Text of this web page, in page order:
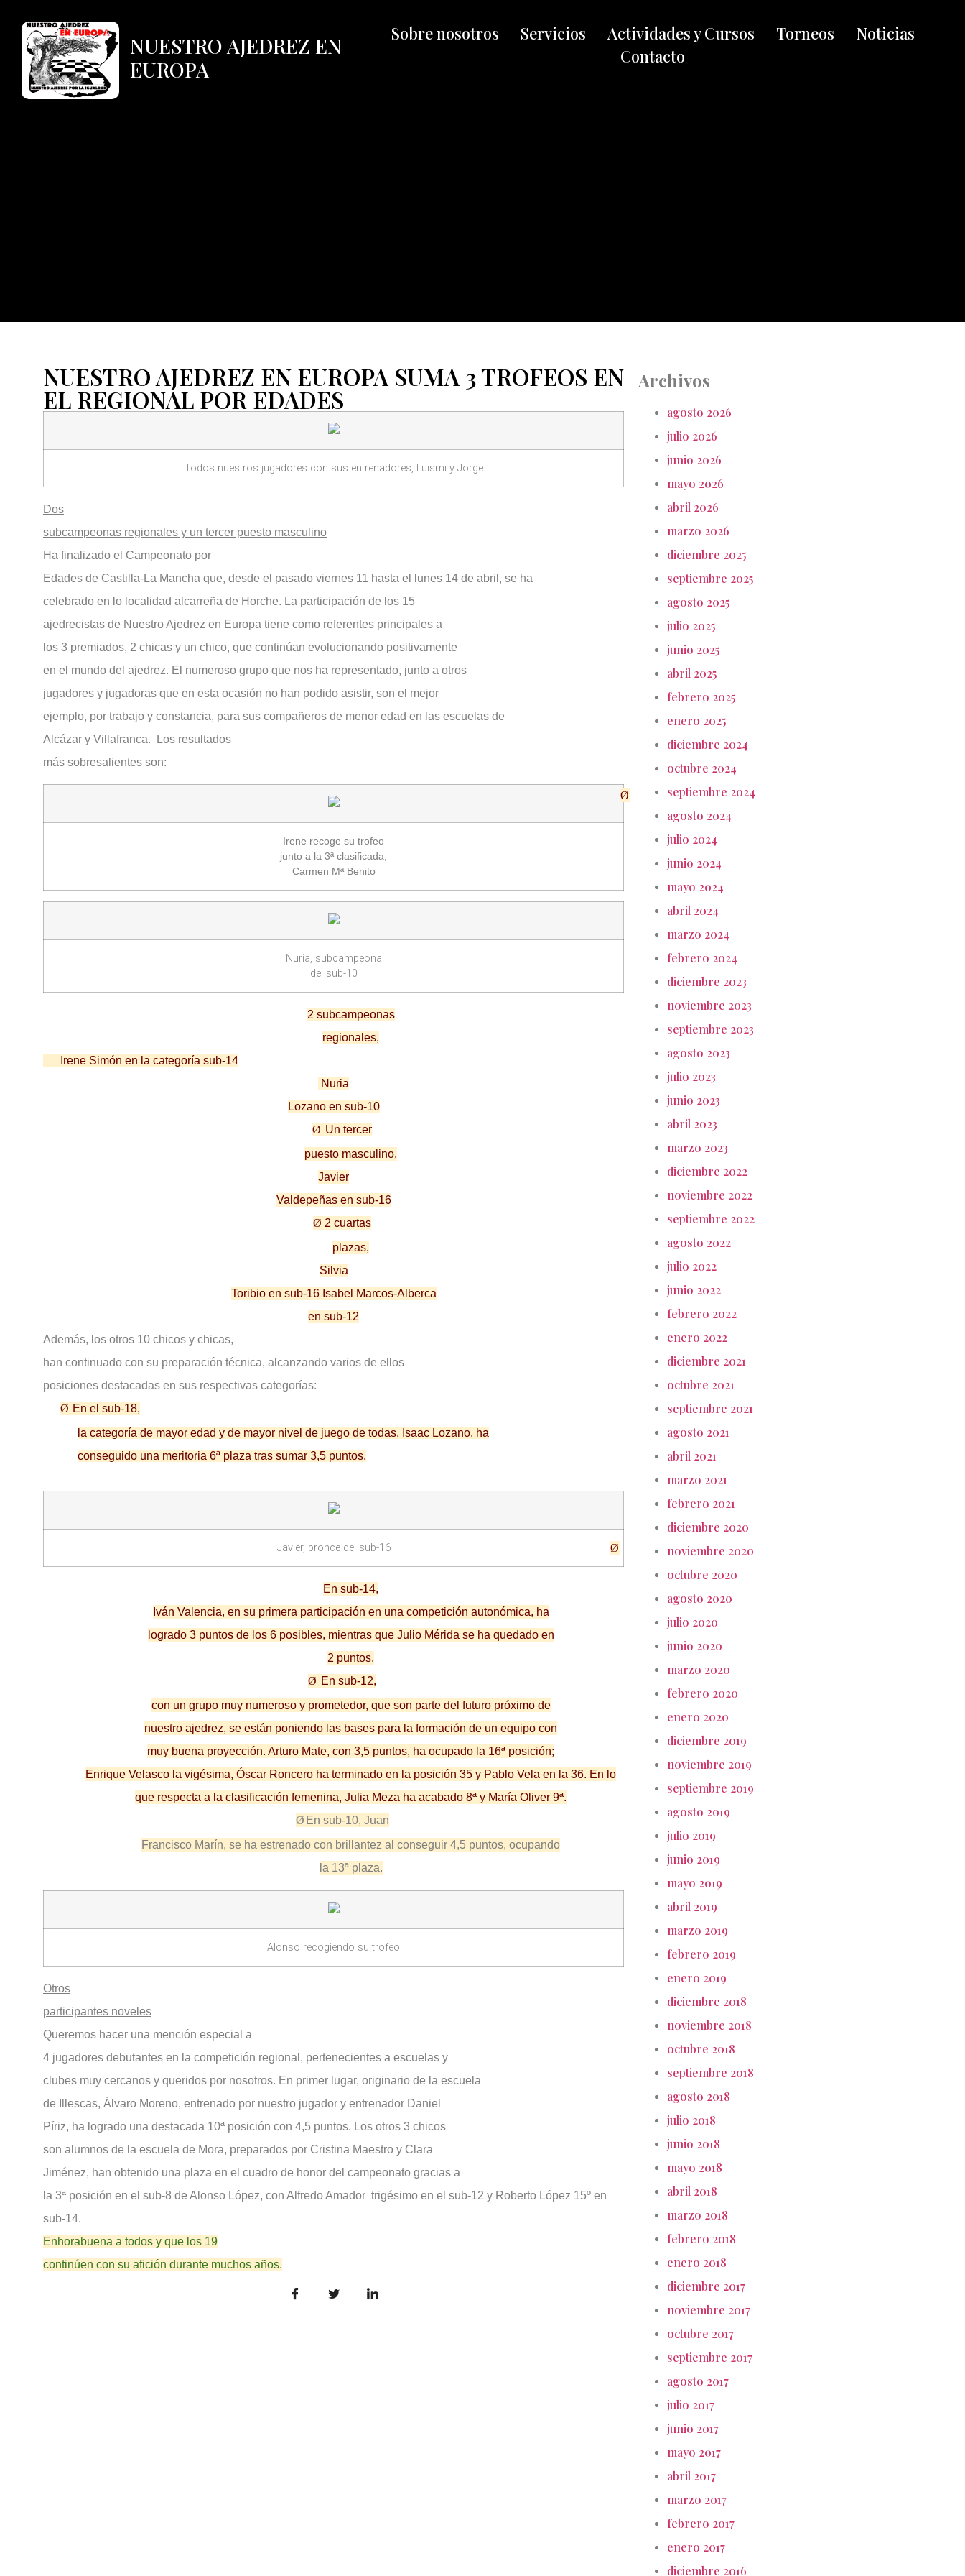
NUESTRO AJEDREZ EN
EUROPA
Sobre nosotros Servicios Actividades y Cursos Torneos
Noticias
Contacto
NUESTRO AJEDREZ EN EUROPA SUMA 3 TROFEOS EN
EL REGIONAL POR EDADES
Todos nuestros jugadores con sus entrenadores, Luismi y Jorge
Dos
subcampeonas regionales y un tercer puesto masculino
Ha finalizado el Campeonato por
Edades de Castilla-La Mancha que, desde el pasado viernes 11 hasta el lunes 14 de abril, se ha
celebrado en lo localidad alcarreña de Horche. La participación de los 15
ajedrecistas de Nuestro Ajedrez en Europa tiene como referentes principales a
los 3 premiados, 2 chicas y un chico, que continúan evolucionando positivamente
en el mundo del ajedrez. El numeroso grupo que nos ha representado, junto a otros
jugadores y jugadoras que en esta ocasión no han podido asistir, son el mejor
ejemplo, por trabajo y constancia, para sus compañeros de menor edad en las escuelas de
Alcázar y Villafranca. Los resultados
más sobresalientes son:
Irene recoge su trofeo
junto a la 3ª clasificada,
Carmen Mª Benito
Nuria, subcampeona
del sub-10
Ø
2 subcampeonas
regionales,
Irene Simón en la categoría sub-14
Nuria
Lozano en sub-10
Ø Un tercer
puesto masculino,
Javier
Valdepeñas en sub-16
Ø 2 cuartas
plazas,
Silvia
Toribio en sub-16Isabel Marcos-Alberca
en sub-12
Además, los otros 10 chicos y chicas,
han continuado con su preparación técnica, alcanzando varios de ellos
posiciones destacadas en sus respectivas categorías:
Ø En el sub-18,
la categoría de mayor edad y de mayor nivel de juego de todas, Isaac Lozano, ha
conseguido una meritoria 6ª plaza tras sumar 3,5 puntos.
Javier, bronce del sub-16 Ø
En sub-14,
Iván Valencia, en su primera participación en una competición autonómica, ha
logrado 3 puntos de los 6 posibles, mientras que Julio Mérida se ha quedado en
2 puntos.
Ø En sub-12,
con un grupo muy numeroso y prometedor, que son parte del futuro próximo de
nuestro ajedrez, se están poniendo las bases para la formación de un equipo con
muy buena proyección. Arturo Mate, con 3,5 puntos, ha ocupado la 16ª posición;
Enrique Velasco la vigésima, Óscar Roncero ha terminado en la posición 35 y Pablo Vela en la 36. En lo
que respecta a la clasificación femenina, Julia Meza ha acabado 8ª y María Oliver 9ª.
Ø En sub-10, Juan
Francisco Marín, se ha estrenado con brillantez al conseguir 4,5 puntos, ocupando
la 13ª plaza.
Alonso recogiendo su trofeo
Otros
participantes noveles
Queremos hacer una mención especial a
4 jugadores debutantes en la competición regional, pertenecientes a escuelas y
clubes muy cercanos y queridos por nosotros. En primer lugar, originario de la escuela
de Illescas, Álvaro Moreno, entrenado por nuestro jugador y entrenador Daniel
Píriz, ha logrado una destacada 10ª posición con 4,5 puntos. Los otros 3 chicos
son alumnos de la escuela de Mora, preparados por Cristina Maestro y Clara
Jiménez, han obtenido una plaza en el cuadro de honor del campeonato gracias a
la 3ª posición en el sub-8 de Alonso López, con Alfredo Amador trigésimo en el sub-12 y Roberto López 15º en
sub-14.
Enhorabuena a todos y que los 19
continúen con su afición durante muchos años.
Archivos
agosto 2026
julio 2026
junio 2026
mayo 2026
abril 2026
marzo 2026
diciembre 2025
septiembre 2025
agosto 2025
julio 2025
junio 2025
abril 2025
febrero 2025
enero 2025
diciembre 2024
octubre 2024
septiembre 2024
agosto 2024
julio 2024
junio 2024
mayo 2024
abril 2024
marzo 2024
febrero 2024
diciembre 2023
noviembre 2023
septiembre 2023
agosto 2023
julio 2023
junio 2023
abril 2023
marzo 2023
diciembre 2022
noviembre 2022
septiembre 2022
agosto 2022
julio 2022
junio 2022
febrero 2022
enero 2022
diciembre 2021
octubre 2021
septiembre 2021
agosto 2021
abril 2021
marzo 2021
febrero 2021
diciembre 2020
noviembre 2020
octubre 2020
agosto 2020
julio 2020
junio 2020
marzo 2020
febrero 2020
enero 2020
diciembre 2019
noviembre 2019
septiembre 2019
agosto 2019
julio 2019
junio 2019
mayo 2019
abril 2019
marzo 2019
febrero 2019
enero 2019
diciembre 2018
noviembre 2018
octubre 2018
septiembre 2018
agosto 2018
julio 2018
junio 2018
mayo 2018
abril 2018
marzo 2018
febrero 2018
enero 2018
diciembre 2017
noviembre 2017
octubre 2017
septiembre 2017
agosto 2017
julio 2017
junio 2017
mayo 2017
abril 2017
marzo 2017
febrero 2017
enero 2017
diciembre 2016